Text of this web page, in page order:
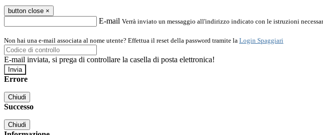
button close ×
E-mail Verrà inviato un messaggio all'indirizzo indicato con le istruzioni
Non hai una e-mail associata al nome utente? Effettua il reset della password tramite la Login Spaggiari
E-mail inviata, si prega di controllare la casella di posta elettronica!
Errore
Chiudi
Successo
Chiudi